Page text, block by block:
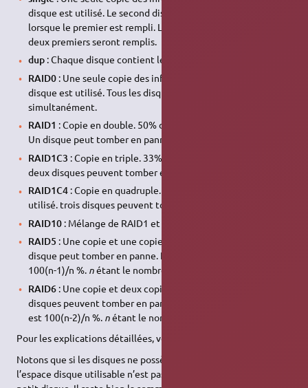
disque est utilisé. Le second disque ne sera utilisé que
lorsque le premier est rempli. Le troisième que lorsque les
deux premiers seront remplis.
dup: Chaque disque contient les données en double.
RAID0: Une seule copie des informations. 100% de l’espace
disque est utilisé. Tous les disques seront utilisés
simultanément.
RAID1 : Copie en double. 50% de l’espace disque est utilisé.
Un disque peut tomber en panne.
RAID1C3 : Copie en triple. 33% de l’espace disque est utilisé.
deux disques peuvent tomber en panne.
RAID1C4: Copie en quadruple. 25% de l’espace disque est
utilisé. trois disques peuvent tomber en panne.
RAID10: Mélange de RAID1 et RAID0.
RAID5 : Une copie et une copie de parité distribuée. Un
disque peut tomber en panne. L’espace disque utilisable est
100(n-1)/n %. nétant le nombre de disques.
RAID6: Une copie et deux copies de parité distribuées. deux
disques peuvent tomber en panne. L’espace disque utilisable
est 100(n-2)/n %. nétant le nombre de disques.
Pour les explications détaillées, voir
Notons que si les disques ne possèdent pas la même taille,
l’espace disque utilisable n’est pas ramené à la taille du plus